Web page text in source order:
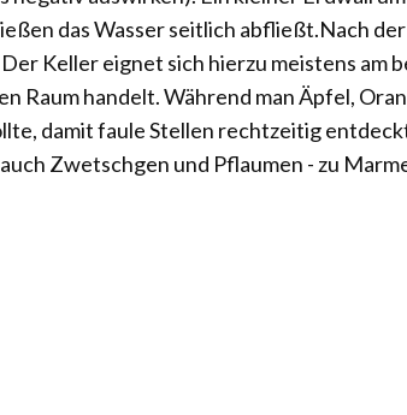
das Wasser seitlich abfließt.Nach
Keller eignet sich hierzu meistens am
Raum handelt. Während man Äpfel,
damit faule Stellen rechtzeitig
Zwetschgen und Pflaumen - zu